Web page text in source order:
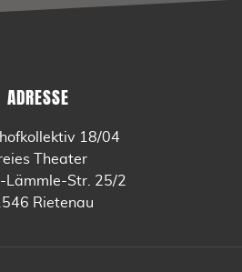
ADRESSE
18/04
Theater
Lämmle-Str. 25/2
Rietenau